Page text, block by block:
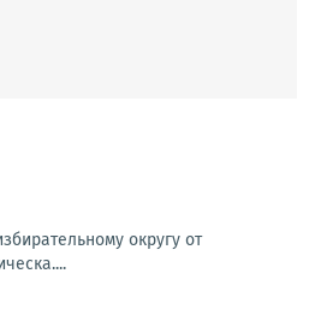
округу от